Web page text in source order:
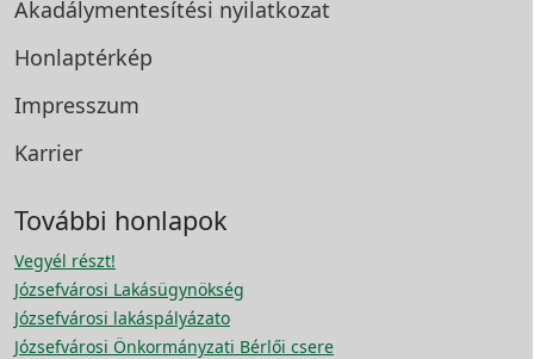
Akadálymentesítési nyilatkozat
Honlaptérkép
Impresszum
Karrier
További honlapok
Vegyél részt!
Józsefvárosi Lakásügynökség
Józsefvárosi lakáspályázato
Józsefvárosi Önkormányzati Bérlői csere